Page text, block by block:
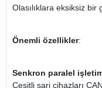
Olasılıklara eksiksiz bir
Önemli özellikler:
Senkron paralel
Çeşitli şarj cihazları